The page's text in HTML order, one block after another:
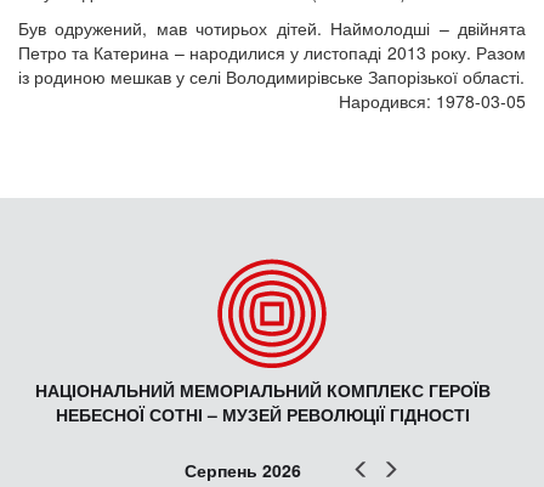
Був одружений, мав чотирьох дітей. Наймолодші – двійнята
Петро та Катерина – народилися у листопаді 2013 року. Разом
із родиною мешкав у селі Володимирівське Запорізької області.
Народився: 1978-03-05
НАЦІОНАЛЬНИЙ МЕМОРІАЛЬНИЙ КОМПЛЕКС ГЕРОЇВ
НЕБЕСНОЇ СОТНІ – МУЗЕЙ РЕВОЛЮЦІЇ ГІДНОСТІ
Попер
Серпень 2026